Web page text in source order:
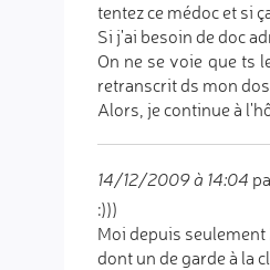
tentez ce médoc et si
Si j'ai besoin de doc
On ne se voie que ts
retranscrit ds mon
Alors, je continue à
14/12/2009 à 14:04
:)))
Moi depuis seulement
dont un de garde à la